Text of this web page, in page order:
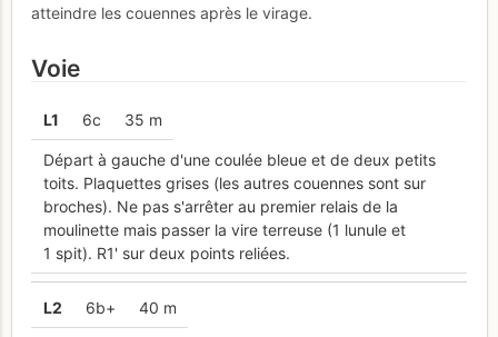
atteindre les couennes après le virage.
Voie
L1 6c 35 m
Départ à gauche d'une coulée bleue et de deux petits
toits. Plaquettes grises (les autres couennes sont sur
broches). Ne pas s'arrêter au premier relais de la
moulinette mais passer la vire terreuse (1 lunule et
1 spit). R1' sur deux points reliées.
L2 6b+ 40 m